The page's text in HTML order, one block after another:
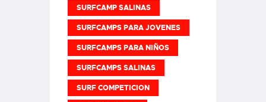
SURFCAMP SALINAS
SURFCAMPS PARA JOVENES
SURFCAMPS PARA NIÑOS
SURFCAMPS SALINAS
SURF COMPETICION